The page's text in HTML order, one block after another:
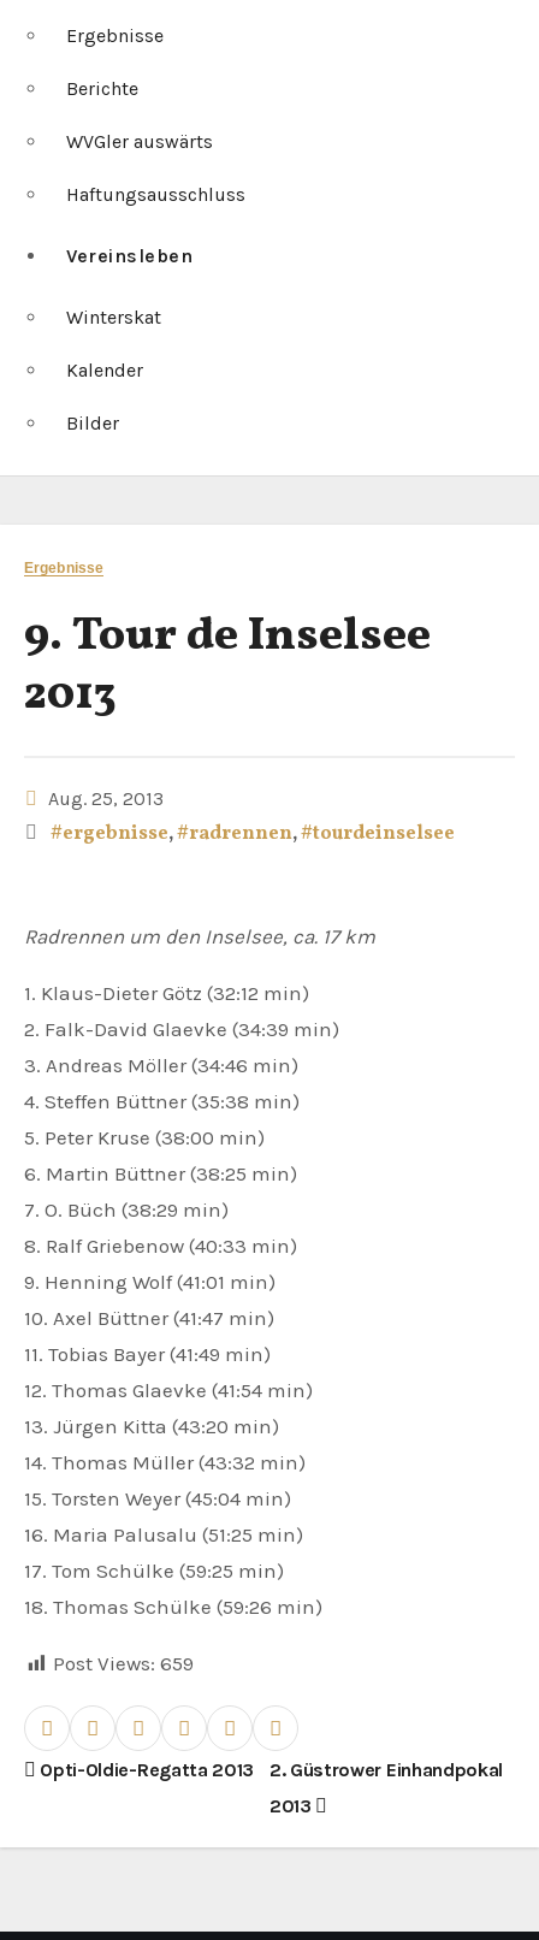
Ergebnisse
Berichte
WVGler auswärts
Haftungsausschluss
Vereinsleben
Winterskat
Kalender
Bilder
Ergebnisse
9. Tour de Inselsee
2013
Aug. 25, 2013
#ergebnisse,#radrennen,#tourdeinselsee
Radrennen um den Inselsee, ca. 17 km
1. Klaus-Dieter Götz (32:12 min)
2. Falk-David Glaevke (34:39 min)
3. Andreas Möller (34:46 min)
4. Steffen Büttner (35:38 min)
5. Peter Kruse (38:00 min)
6. Martin Büttner (38:25 min)
7. O. Büch (38:29 min)
8. Ralf Griebenow (40:33 min)
9. Henning Wolf (41:01 min)
10. Axel Büttner (41:47 min)
11. Tobias Bayer (41:49 min)
12. Thomas Glaevke (41:54 min)
13. Jürgen Kitta (43:20 min)
14. Thomas Müller (43:32 min)
15. Torsten Weyer (45:04 min)
16. Maria Palusalu (51:25 min)
17. Tom Schülke (59:25 min)
18. Thomas Schülke (59:26 min)
Post Views: 659
B
t
Opti-Oldie-Regatta 2013
2. Güstrower Einhandpokal
2013